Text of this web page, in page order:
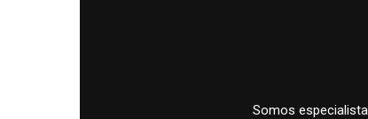
Somos